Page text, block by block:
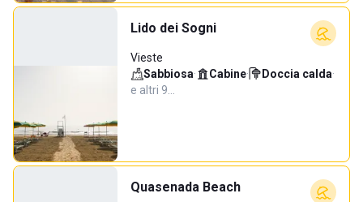
Lido dei Sogni
Vieste
Sabbiosa· Cabine· Doccia calda·
e altri 9…
Quasenada Beach